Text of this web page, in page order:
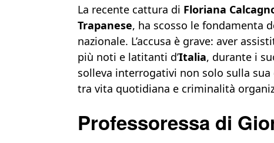
La recente cattura di Floriana
Trapanese, ha scosso le fondamenta
nazionale. L’accusa è grave: aver
più noti e latitanti d’Italia, durante i
solleva interrogativi non solo sulla
tra vita quotidiana e criminalità
Professoressa di